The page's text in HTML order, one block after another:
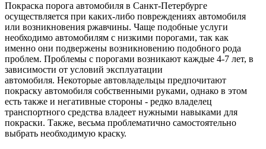
Покраска порога автомобиля в Санкт-Петербурге
осуществляется при каких-либо повреждениях автомобиля
или возникновения ржавчины. Чаще подобные услуги
необходимо автомобилям с низкими порогами, так как
именно они подвержены возникновению подобного рода
проблем. Проблемы с порогами возникают каждые 4-7 лет, в
зависимости от условий эксплуатации
автомобиля. Некоторые автовладельцы предпочитают
покраску автомобиля собственными руками, однако в этом
есть также и негативные стороны - редко владелец
транспортного средства владеет нужными навыками для
покраски. Также, весьма проблематично самостоятельно
выбрать необходимую краску.